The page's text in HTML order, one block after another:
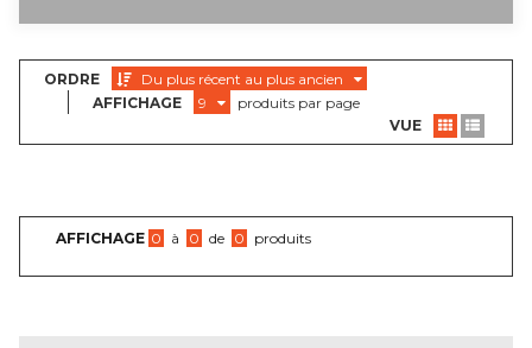
ORDRE
Du plus récent au plus ancien
AFFICHAGE
9
produits par page
VUE
AFFICHAGE 0 à 0 de 0 produits